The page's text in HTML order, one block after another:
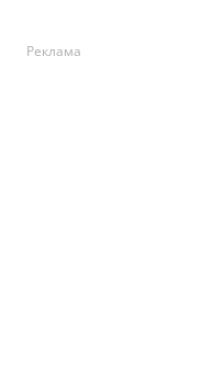
Реклама